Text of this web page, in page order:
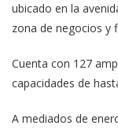
ubicado en la
zona de negocios y
Cuenta con 127
capacidades de
A mediados de